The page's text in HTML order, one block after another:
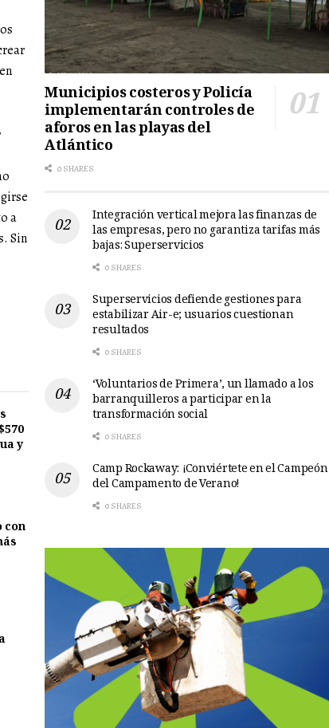
a
Sin
y
con
Municipios costeros y Policía
implementarán controles de
aforos en las playas del
Atlántico
0 SHARES
Integración vertical mejora las finanzas de
las empresas, pero no garantiza tarifas más
bajas: Superservicios
0 SHARES
Superservicios defiende gestiones para
estabilizar Air-e; usuarios cuestionan
resultados
0 SHARES
‘Voluntarios de Primera’, un llamado a los
barranquilleros a participar en la
transformación social
0 SHARES
Camp Rockaway: ¡Conviértete en el Campeón
del Campamento de Verano!
0 SHARES